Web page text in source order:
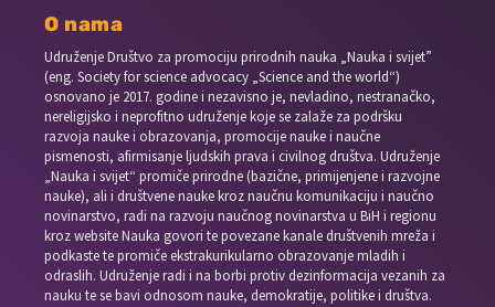
O nama
Udruženje Društvo za promociju prirodnih nauka „Nauka i svijet”
(eng. Society for science advocacy „Science and the world“)
osnovano je 2017. godine i nezavisno je, nevladino, nestranačko,
nereligijsko i neprofitno udruženje koje se zalaže za podršku
razvoja nauke i obrazovanja, promocije nauke i naučne
pismenosti, afirmisanje ljudskih prava i civilnog društva. Udruženje
„Nauka i svijet“ promiče prirodne (bazične, primijenjene i razvojne
nauke), ali i društvene nauke kroz naučnu komunikaciju i naučno
novinarstvo, radi na razvoju naučnog novinarstva u BiH i regionu
kroz website Nauka govori te povezane kanale društvenih mreža i
podkaste te promiče ekstrakurikularno obrazovanje mladih i
odraslih. Udruženje radi i na borbi protiv dezinformacija vezanih za
nauku te se bavi odnosom nauke, demokratije, politike i društva.